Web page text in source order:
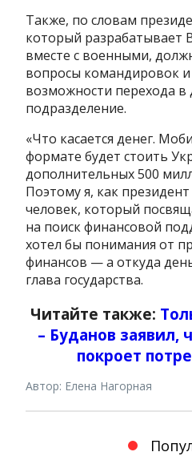
Также, по словам
который разрабатывает
вместе с военными,
вопросы командировок и
возможности перехода в
подразделение.
«Что касается денег.
формате будет стоить
дополнительных 500
Поэтому я, как
человек, который
на поиск финансовой
хотел бы понимания от
финансов — а откуда
глава государства.
Читайте также:
– Буданов заявил,
покроет
Автор: Елена Нагорная